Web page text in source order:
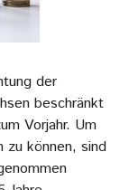
der
beschränkt
Vorjahr. Um
zu können, sind